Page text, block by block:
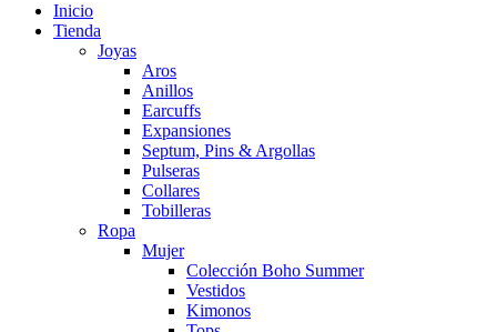
Inicio
Tienda
Joyas
Aros
Anillos
Earcuffs
Expansiones
Septum, Pins & Argollas
Pulseras
Collares
Tobilleras
Ropa
Mujer
Colección Boho Summer
Vestidos
Kimonos